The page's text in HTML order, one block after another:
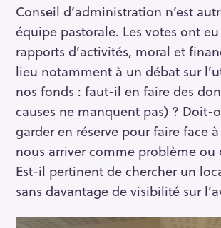
Conseil d’administration n’est
équipe pastorale. Les votes ont
rapports d’activités, moral et
lieu notamment à un débat sur
nos fonds : faut-il en faire des
causes ne manquent pas) ? Doit-
garder en réserve pour faire face
nous arriver comme problème
Est-il pertinent de chercher un
sans davantage de visibilité sur
R
e
c
h
e
r